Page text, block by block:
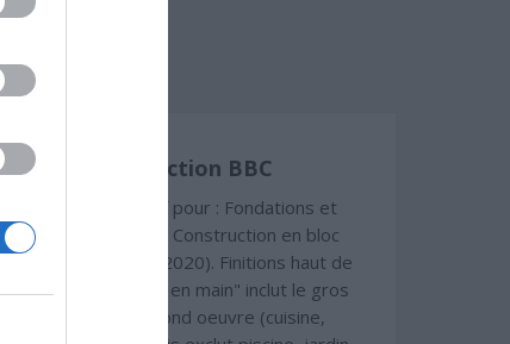
Construction BBC
Chiffrage estimatif pour : Fondations et
normes standards. Construction en bloc
coffrant isolant (RT 2020). Finitions haut de
gamme. Le prix "clé en main" inclut le gros
oeuvre et le second oeuvre (cuisine,